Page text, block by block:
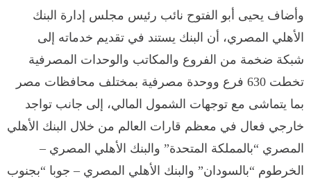
وأضاف يحيى أبو الفتوح نائب رئيس مجلس إدارة البنك
الأهلي المصري، أن البنك يستند في تقديم خدماته إلى
شبكة ضخمة من الفروع والمكاتب والوحدات المصرفية
تخطت 630 فرع ووحدة مصرفية بمختلف محافظات مصر
بما يتماشى مع توجهات الشمول المالي، إلى جانب تواجد
خارجي فعال في معظم قارات العالم من خلال البنك الأهلي
المصري “بالمملكة المتحدة” والبنك الأهلي المصري –
الخرطوم “بالسودان” والبنك الأهلي المصري – جوبا “بجنوب